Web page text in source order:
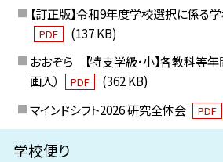
【訂正版】令和9年度学校選択に係る
PDF
(137 KB)
おおぞら 【特支学級・小】各教科等
画入）
PDF
(362 KB)
マインドシフト2026 研究全体会
PDF
学校便り